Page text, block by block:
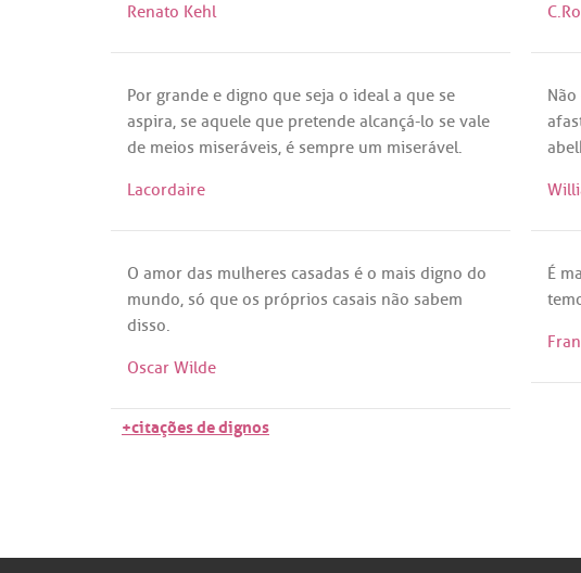
Renato Kehl
Por grande e digno que seja o ideal a que se
aspira, se aquele que pretende alcançá-lo se vale
de meios miseráveis, é sempre um miserável.
Lacordaire
Não
O amor das mulheres casadas é o mais digno do
mundo, só que os próprios casais não sabem
disso.
Oscar Wilde
É
+citações de dignos